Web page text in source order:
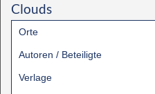
Clouds
Orte
Autoren / Beteiligte
Verlage